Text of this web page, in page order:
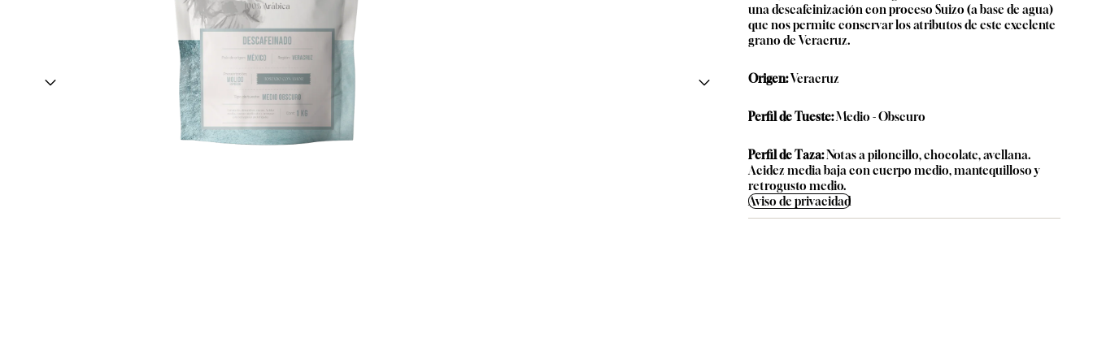
una descafeinización con proceso Suizo (a base de agua)
que nos permite conservar los atributos de este excelente
grano de Veracruz.
Origen:Veracruz
Perfil de Tueste:Medio - Obscuro
Perfil de Taza:Notas a piloncillo, chocolate, avellana.
Acidez media baja con cuerpo medio, mantequilloso y
retrogusto medio.
Aviso de privacidad